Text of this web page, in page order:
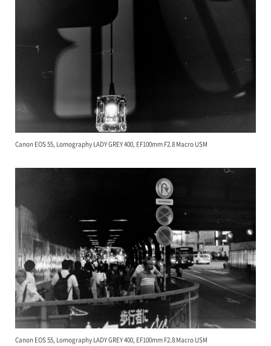
Canon EOS 55, Lomography LADY GREY 400, EF100mm F2.8 Macro USM
Canon EOS 55, Lomography LADY GREY 400, EF100mm F2.8 Macro USM